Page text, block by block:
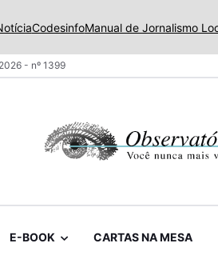
CodesinfoManual de Jornalismo
- nº 1399
E-BOOK CARTAS NA MESA